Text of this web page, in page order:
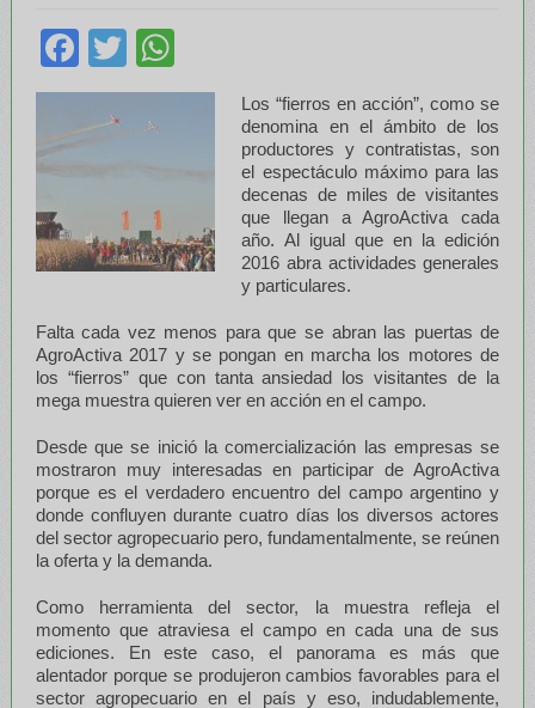
Facebook
Twitter
Los “fierros en acción”, como se
denomina en el ámbito de los
productores y contratistas, son
el espectáculo máximo para las
decenas de miles de visitantes
que llegan a AgroActiva cada
año. Al igual que en la edición
2016 abra actividades generales
y particulares.
Falta cada vez menos para que se abran las puertas de
AgroActiva 2017 y se pongan en marcha los motores de
los “fierros” que con tanta ansiedad los visitantes de la
mega muestra quieren ver en acción en el campo.
Desde que se inició la comercialización las empresas se
mostraron muy interesadas en participar de AgroActiva
porque es el verdadero encuentro del campo argentino y
donde confluyen durante cuatro días los diversos actores
del sector agropecuario pero, fundamentalmente, se reúnen
la oferta y la demanda.
Como herramienta del sector, la muestra refleja el
momento que atraviesa el campo en cada una de sus
ediciones. En este caso, el panorama es más que
alentador porque se produjeron cambios favorables para el
sector agropecuario en el país y eso, indudablemente,